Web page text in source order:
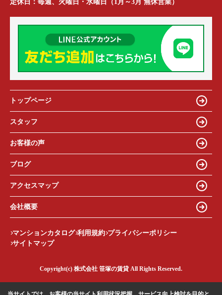
定休日： 毎週、火曜日・水曜日（1月～3月 無休営業）
トップページ
スタッフ
お客様の声
ブログ
アクセスマップ
会社概要
マンションカタログ 利用規約 プライバシーポリシー
サイトマップ
Copyright(c) 株式会社 笹塚の賃貸 All Rights Reserved.